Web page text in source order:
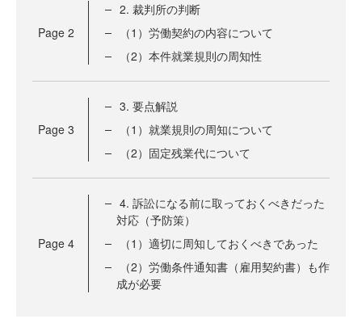
Page 2
2. 裁判所の判断
（1）労働契約の内容について
（2）本件就業規則の周知性
Page 3
3. 要点解説
（1）就業規則の周知について
（2）固定残業代について
Page 4
4. 訴訟になる前に取っておくべきだった
対応（予防策）
（1）適切に周知しておくべきであった
（2）労働条件通知書（雇用契約書）も作
成が必要